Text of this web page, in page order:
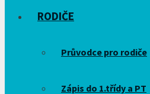
RODIČE
Průvodce pro rodiče
Zápis do 1.třídy a PT